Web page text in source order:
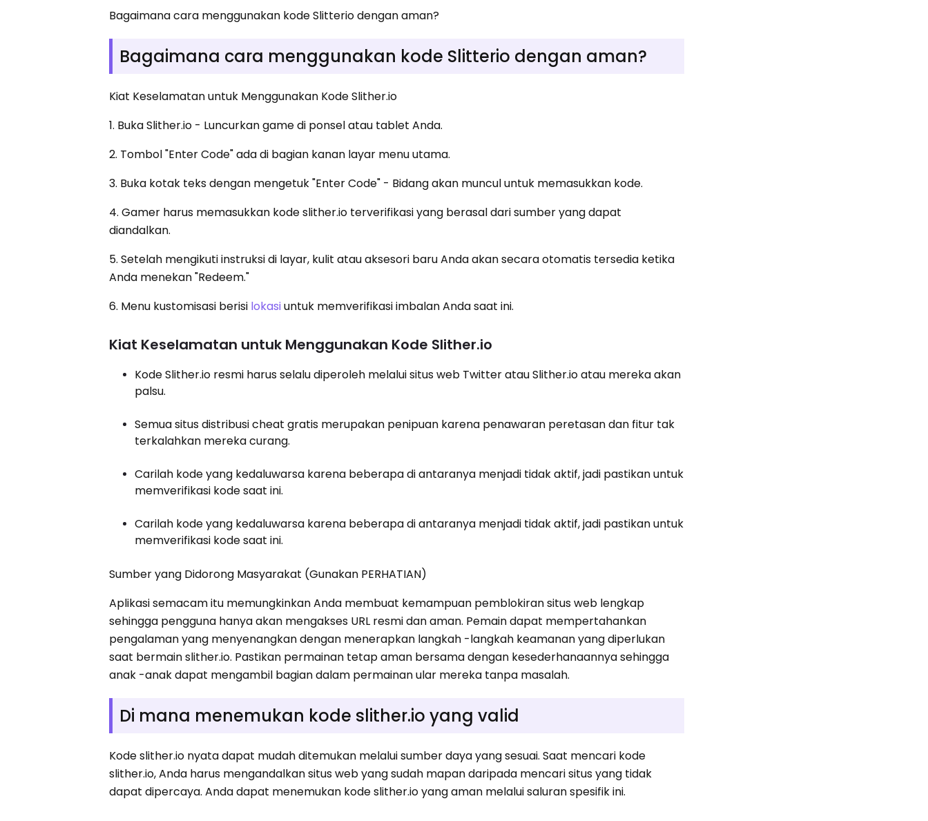
Bagaimana cara menggunakan kode Slitterio dengan aman?
Bagaimana cara menggunakan kode Slitterio dengan aman?
Kiat Keselamatan untuk Menggunakan Kode Slither.io
1. Buka Slither.io - Luncurkan game di ponsel atau tablet Anda.
2. Tombol "Enter Code" ada di bagian kanan layar menu utama.
3. Buka kotak teks dengan mengetuk "Enter Code" - Bidang akan muncul untuk memasukkan kode.
4. Gamer harus memasukkan kode slither.io terverifikasi yang berasal dari sumber yang dapat
diandalkan.
5. Setelah mengikuti instruksi di layar, kulit atau aksesori baru Anda akan secara otomatis tersedia ketika
Anda menekan "Redeem."
6. Menu kustomisasi berisi lokasiuntuk memverifikasi imbalan Anda saat ini.
Kiat Keselamatan untuk Menggunakan Kode Slither.io
Kode Slither.io resmi harus selalu diperoleh melalui situs web Twitter atau Slither.io atau mereka akan
palsu.
Semua situs distribusi cheat gratis merupakan penipuan karena penawaran peretasan dan fitur tak
terkalahkan mereka curang.
Carilah kode yang kedaluwarsa karena beberapa di antaranya menjadi tidak aktif, jadi pastikan untuk
memverifikasi kode saat ini.
Carilah kode yang kedaluwarsa karena beberapa di antaranya menjadi tidak aktif, jadi pastikan untuk
memverifikasi kode saat ini.
Sumber yang Didorong Masyarakat (Gunakan PERHATIAN)
Aplikasi semacam itu memungkinkan Anda membuat kemampuan pemblokiran situs web lengkap
sehingga pengguna hanya akan mengakses URL resmi dan aman. Pemain dapat mempertahankan
pengalaman yang menyenangkan dengan menerapkan langkah -langkah keamanan yang diperlukan
saat bermain slither.io. Pastikan permainan tetap aman bersama dengan kesederhanaannya sehingga
anak -anak dapat mengambil bagian dalam permainan ular mereka tanpa masalah.
Di mana menemukan kode slither.io yang valid
Kode slither.io nyata dapat mudah ditemukan melalui sumber daya yang sesuai. Saat mencari kode
slither.io, Anda harus mengandalkan situs web yang sudah mapan daripada mencari situs yang tidak
dapat dipercaya. Anda dapat menemukan kode slither.io yang aman melalui saluran spesifik ini.